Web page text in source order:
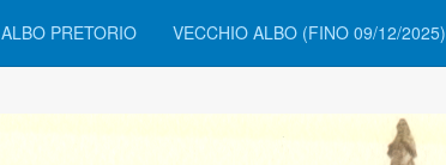
ALBO PRETORIO VECCHIO ALBO (FINO 09/12/2025)